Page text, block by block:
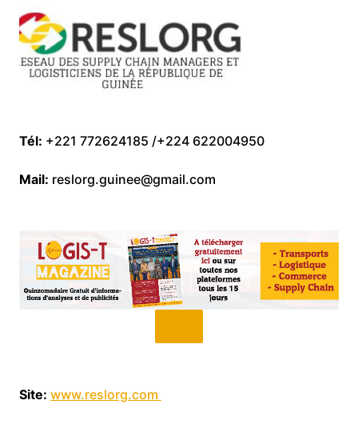
Tél: +221 772624185 /+224 622004950
Mail: reslorg.guinee@gmail.com
Site: www.reslorg.com